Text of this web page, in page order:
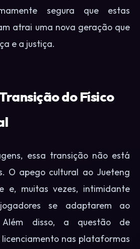
segura que estas
atrai uma nova geração que
e a justiça.
do Físico
essa transição não está
O apego cultural ao Jueteng
e, muitas vezes, intimidante
se adaptarem ao
disso, a questão de
nas plataformas